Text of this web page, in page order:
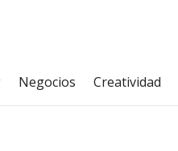
Negocios Creatividad